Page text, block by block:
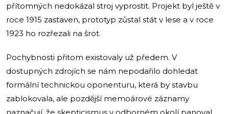
přítomných nedokázal stroj vyprostit. Projekt byl ještě v
roce 1915 zastaven, prototyp zůstal stát v lese a v roce
1923 ho rozřezali na šrot.
Pochybnosti přitom existovaly už předem. V
dostupných zdrojích se nám nepodařilo dohledat
formální technickou oponenturu, která by stavbu
zablokovala, ale pozdější memoárové záznamy